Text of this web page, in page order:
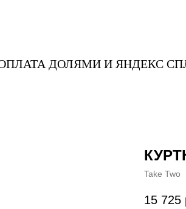
ОПЛАТА ДОЛЯМИ И ЯНДЕКС
Take Two
15 725